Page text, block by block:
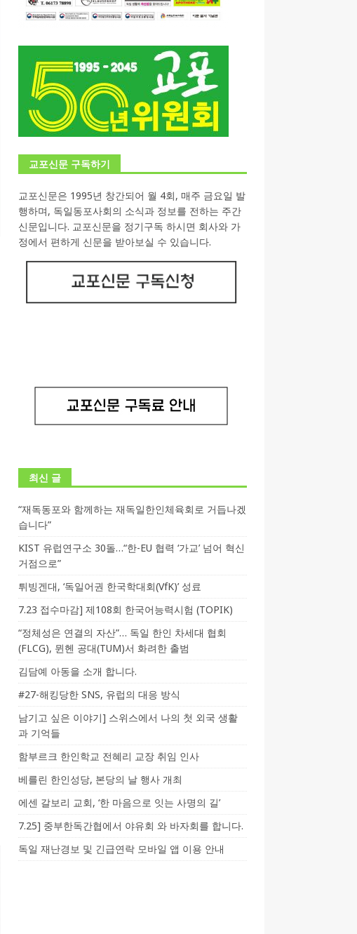
교포신문 구독하기
교포신문은 1995년 창간되어 월 4회, 매주 금요일 발
행하며, 독일동포사회의 소식과 정보를 전하는 주간
신문입니다. 교포신문을 정기구독 하시면 회사와 가
정에서 편하게 신문을 받아보실 수 있습니다.
최신 글
“재독동포와 함께하는 재독일한인체육회로 거듭나겠
습니다”
KIST 유럽연구소 30돌…“한-EU 협력 ‘가교’ 넘어 혁신
거점으로”
튀빙겐대, ‘독일어권 한국학대회(VfK)’ 성료
7.23 접수마감] 제108회 한국어능력시험 (TOPIK)
“정체성은 연결의 자산”… 독일 한인 차세대 협회
(FLCG), 뮌헨 공대(TUM)서 화려한 출범
김담예 아동을 소개 합니다.
#27-해킹당한 SNS, 유럽의 대응 방식
남기고 싶은 이야기] 스위스에서 나의 첫 외국 생활
과 기억들
함부르크 한인학교 전혜리 교장 취임 인사
베를린 한인성당, 본당의 날 행사 개최
에센 갈보리 교회, ‘한 마음으로 잇는 사명의 길’
7.25] 중부한독간협에서 야유회 와 바자회를 합니다.
독일 재난경보 및 긴급연락 모바일 앱 이용 안내